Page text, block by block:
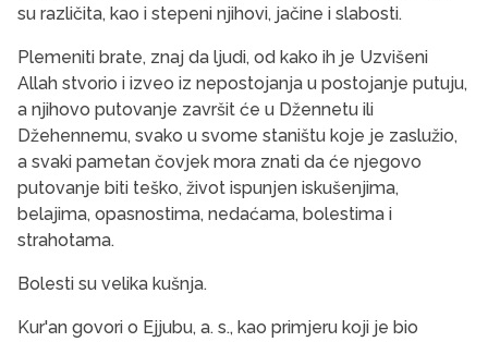
su različita, kao i stepeni njihovi, jačine i slabosti.
Plemeniti brate, znaj da ljudi, od kako ih je Uzvišeni
Allah stvorio i izveo iz nepostojanja u postojanje putuju,
a njihovo putovanje završit će u Džennetu ili
Džehennemu, svako u svome staništu koje je zaslužio,
a svaki pametan čovjek mora znati da će njegovo
putovanje biti teško, život ispunjen iskušenjima,
belajima, opasnostima, nedaćama, bolestima i
strahotama.
Bolesti su velika kušnja.
Kur'an govori o Ejjubu, a. s., kao primjeru koji je bio